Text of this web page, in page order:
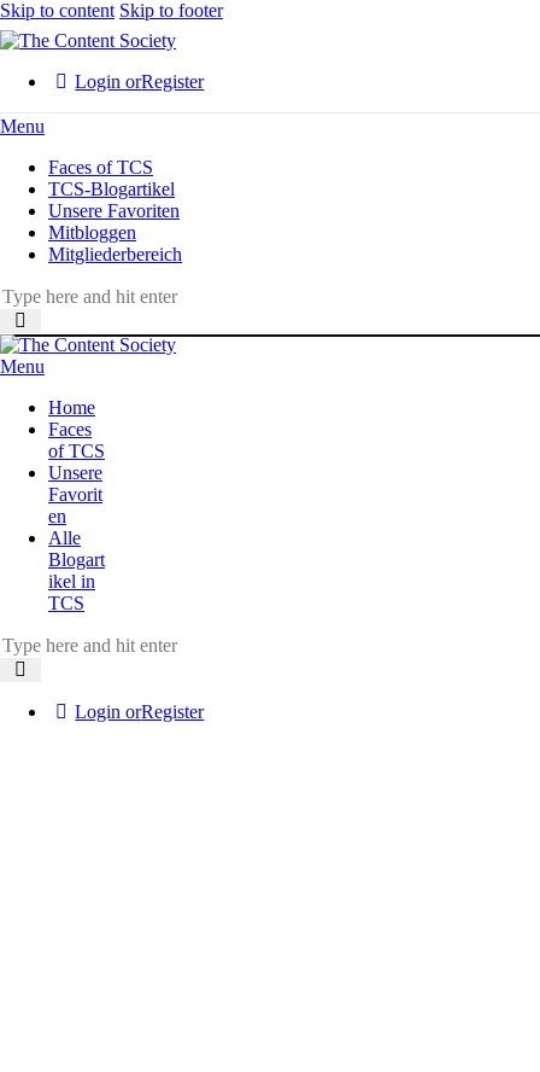
Skip to content Skip to footer
Login orRegister
Menu
Faces of TCS
TCS-Blogartikel
Unsere Favoriten
Mitbloggen
Mitgliederbereich
Menu
Home
Faces
of TCS
Unsere
Favorit
en
Alle
Blogart
ikel in
TCS
Login orRegister